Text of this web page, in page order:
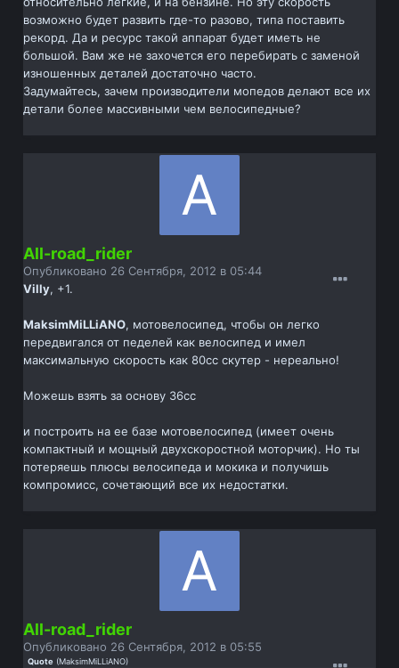
возможно будет развить где-то разово, типа поставить
рекорд. Да и ресурс такой аппарат будет иметь не
большой. Вам же не захочется его перебирать с заменой
изношенных деталей достаточно часто.
Задумайтесь, зачем производители мопедов делают все их
детали более массивными чем велосипедные?
All-road_rider
Опубликовано 26 Сентября, 2012 в 05:44
Villy, +1.
MaksimMiLLiANO, мотовелосипед, чтобы он легко
передвигался от педелей как велосипед и имел
максимальную скорость как 80сс скутер - нереально!
Можешь взять за основу 36сс
и построить на ее базе мотовелосипед (имеет очень
компактный и мощный двухскоростной моторчик). Но ты
потеряешь плюсы велосипеда и мокика и получишь
компромисс, сочетающий все их недостатки.
All-road_rider
Опубликовано 26 Сентября, 2012 в 05:55
Quote (MaksimMiLLiANO)